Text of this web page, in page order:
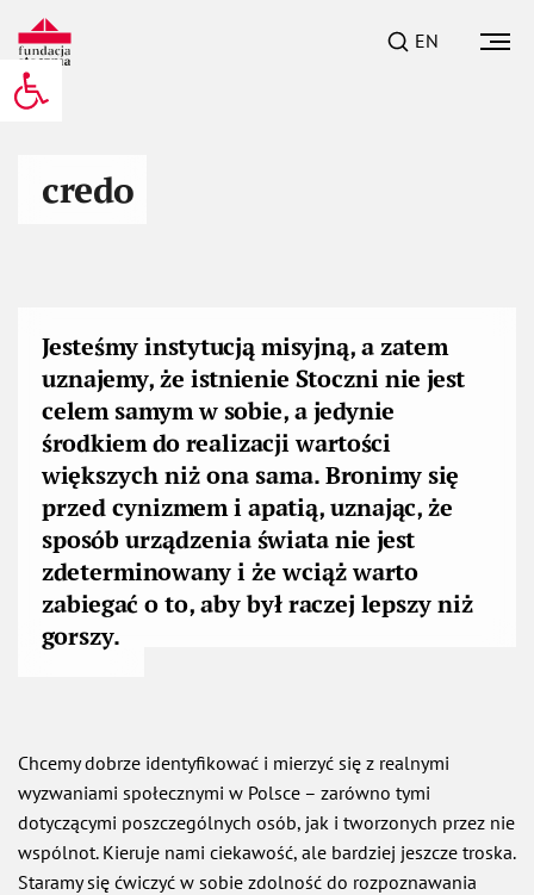
Otwórz pasek narzędzi
EN
credo
Jesteśmy instytucją misyjną, a zatem
uznajemy, że istnienie Stoczni nie jest
celem samym w sobie, a jedynie
środkiem do realizacji wartości
większych niż ona sama. Bronimy się
przed cynizmem i apatią, uznając, że
sposób urządzenia świata nie jest
zdeterminowany i że wciąż warto
zabiegać o to, aby był raczej lepszy niż
gorszy.
Chcemy dobrze identyfikować i mierzyć się z realnymi
wyzwaniami społecznymi w Polsce – zarówno tymi
dotyczącymi poszczególnych osób, jak i tworzonych przez nie
wspólnot. Kieruje nami ciekawość, ale bardziej jeszcze troska.
Staramy się ćwiczyć w sobie zdolność do rozpoznawania